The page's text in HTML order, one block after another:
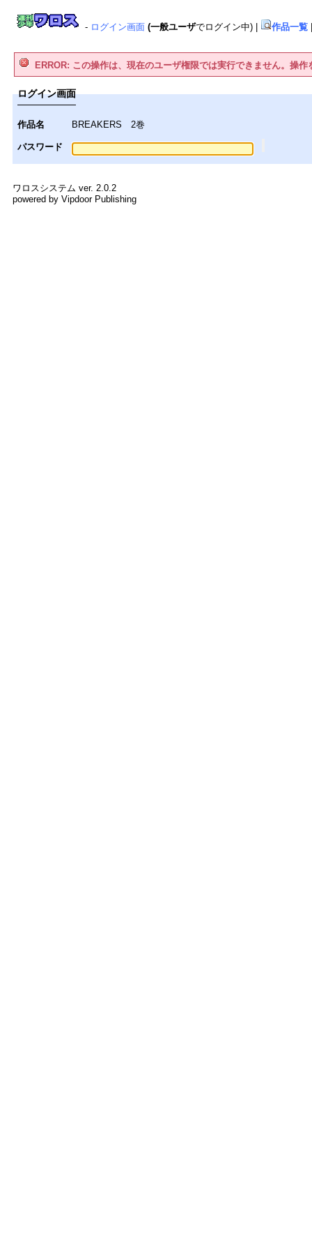
- ログイン画面 (一般ユーザでログイン中) 作品一覧
ERROR: この操作は、現在のユーザ権限では実行できません。操
ログイン画面
作品名 BREAKERS 2巻
パスワード
ワロスシステム ver. 2.0.2
powered by Vipdoor Publishing